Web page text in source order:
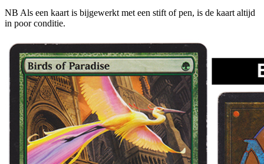
NB Als een kaart is bijgewerkt met een stift of pen, is de kaart altijd
in poor conditie.